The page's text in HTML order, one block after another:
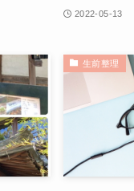
2022-05-13
生前整理